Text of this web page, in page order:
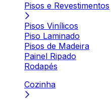
Pisos e Revestimentos
Pisos Vinílicos
Piso Laminado
Pisos de Madeira
Painel Ripado
Rodapés
Cozinha